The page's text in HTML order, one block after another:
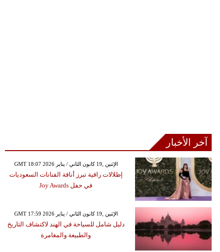
آخر الأخبار
GMT 18:07 2026 الإثنين ,19 كانون الثاني / يناير
إطلالات راقية تبرز أناقة الفنانات السعوديات
في حفل Joy Awards
GMT 17:59 2026 الإثنين ,19 كانون الثاني / يناير
دليل شامل للسياحة في الهند لاكتشاف التاريخ
والطبيعة والمغامرة